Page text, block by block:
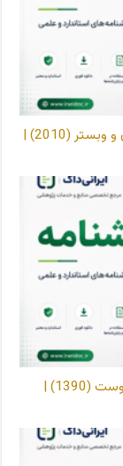
دانلود پرسشنامه مثلث تاریک شخصیت جانسون و وبستر (2010) |
دانلود پرسشنامه طلاق عاطفی صفاری‌نیا و ادب‌دوست (1390) |